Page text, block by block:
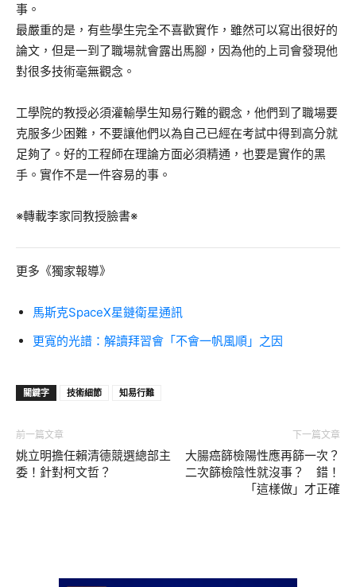
事。
最嚴重的是，有些學生完全不喜歡實作，雖然可以寫出很好的
論文，但是一到了職場就會露出馬腳，因為他的上司會發現他
對很多技術毫無觀念。
工學院的教授必須灌輸學生知易行難的觀念，他們到了職場要
克服多少困難，不要讓他們以為自己已經在考試中得到高分就
足夠了。好的工程師在理論方面必須精通，也要是實作的黑
手。實作不是一件容易的事。
※轉載李家同教授臉書※
更多《獨家報導》
馬斯克SpaceX星鏈衛星通訊
更寬的光譜：解讀拜習會「不會一帆風順」之因
關鍵字 技術細節 知易行難
前一篇文章
姚立明擔任賴清德競選總部主
委！針對柯文哲？
下一篇文章
大腸癌篩檢陽性應再篩一次？
二次篩檢陰性就沒事？ 錯！
「這樣做」才正確